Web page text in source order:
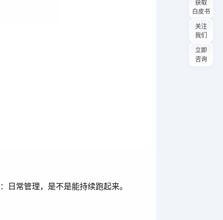
日常管理，是不是能持续跑起来。
获取
白皮书
关注
我们
立即
咨询